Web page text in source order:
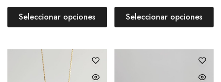
Seleccionar opciones Seleccionar opciones